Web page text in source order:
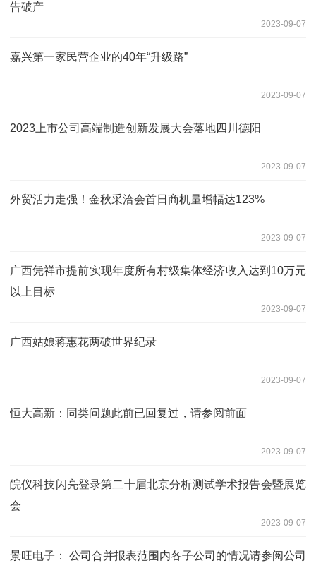
告破产
2023-09-07
嘉兴第一家民营企业的40年“升级路”
2023-09-07
2023上市公司高端制造创新发展大会落地四川德阳
2023-09-07
外贸活力走强！金秋采洽会首日商机量增幅达123%
2023-09-07
广西凭祥市提前实现年度所有村级集体经济收入达到10万元
以上目标
2023-09-07
广西姑娘蒋惠花两破世界纪录
2023-09-07
恒大高新：同类问题此前已回复过，请参阅前面
2023-09-07
皖仪科技闪亮登录第二十届北京分析测试学术报告会暨展览
会
2023-09-07
景旺电子： 公司合并报表范围内各子公司的情况请参阅公司